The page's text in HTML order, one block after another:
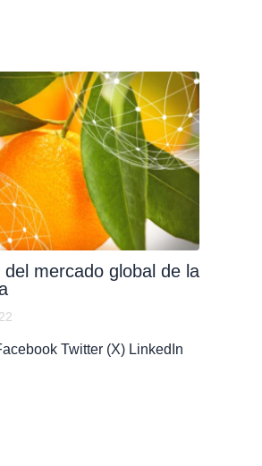
del mercado global de la
Twitter (X) LinkedIn